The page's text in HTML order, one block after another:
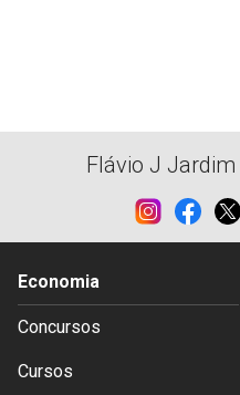
Flávio J
Economia
Concursos
Cursos